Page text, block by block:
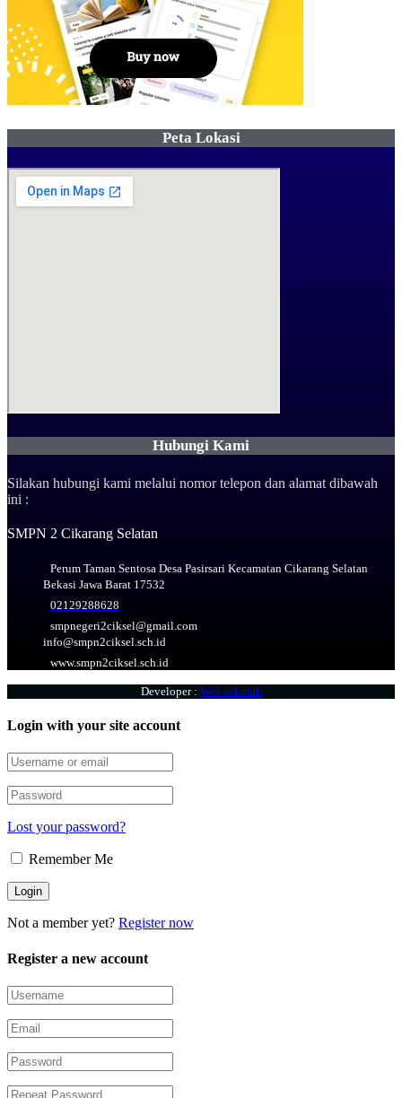
Peta Lokasi
Hubungi Kami
Silakan hubungi kami melalui nomor telepon dan alamat dibawah
ini :
SMPN 2 Cikarang Selatan
Perum Taman Sentosa Desa Pasirsari Kecamatan Cikarang Selatan
Bekasi Jawa Barat 17532
02129288628
smpnegeri2ciksel@gmail.com
info@smpn2ciksel.sch.id
www.smpn2ciksel.sch.id
Developer : Web sekolah
Login with your site account
Lost your password?
Remember Me
Not a member yet? Register now
Register a new account